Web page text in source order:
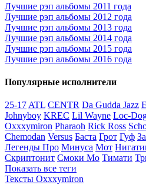
Лучшие рэп альбомы 2011 года
Лучшие рэп альбомы 2012 года
Лучшие рэп альбомы 2013 года
Лучшие рэп альбомы 2014 года
Лучшие рэп альбомы 2015 года
Лучшие рэп альбомы 2016 года
Популярные исполнители
25-17 ATL CENTR Da Gudda Jazz
Johnyboy KREC Lil Wayne Loc-
Oxxxymiron Pharaoh Rick Ross
Chemodan Versus Баста Грот Гуф
Легенды Про Минуса Мот
Скриптонит Смоки Мо Тимати
Показать все теги
Тексты Oxxxymiron